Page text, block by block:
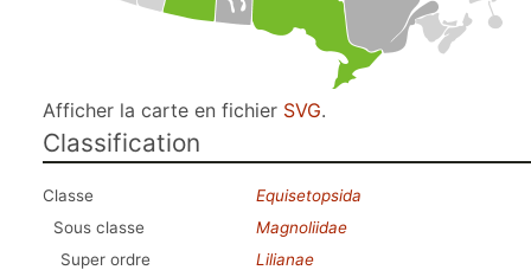
Afficher la carte en fichier SVG.
Classification
Classe
Equisetopsida
Sous classe
Magnoliidae
Super ordre
Lilianae